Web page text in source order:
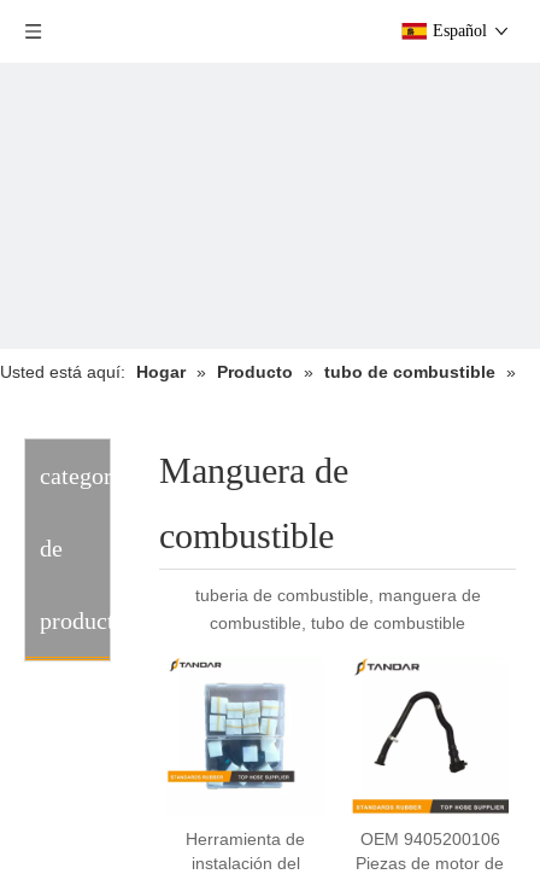
Español
Usted está aquí: Hogar » Producto » tubo de combustible »
categoria
de
producto
Manguera de
combustible
tuberia de combustible, manguera de
combustible, tubo de combustible
Herramienta de
instalación del
OEM 9405200106
Piezas de motor de